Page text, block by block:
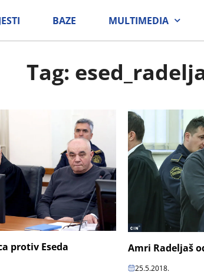
BAZE MULTIMEDIA
Tag:
protiv Eseda
Amri Radeljaš
25.5.2018.